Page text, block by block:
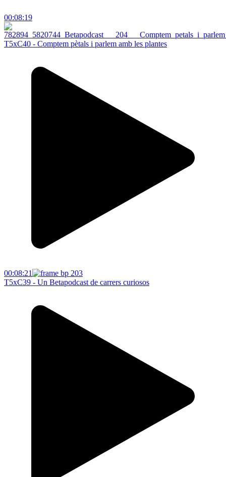
00:08:19
T5xC40 - Comptem pètals i parlem amb les plantes
00:08:21
T5xC39 - Un Betapodcast de carrers curiosos